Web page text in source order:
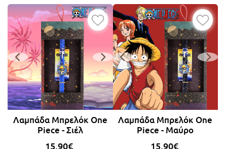
Λαμπάδα Μπρελόκ One
Piece - Σιέλ
15,90€
Λαμπάδα Μπρελόκ One
Piece - Μαύρο
15,90€